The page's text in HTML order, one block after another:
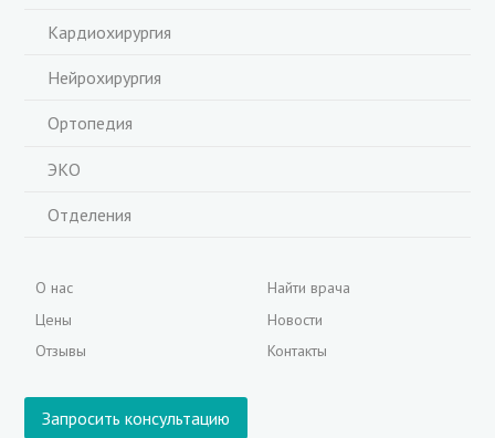
Кардиохирургия
Нейрохирургия
Ортопедия
ЭКО
Отделения
О нас
Цены
Отзывы
Найти врача
Новости
Контакты
Запросить консультацию